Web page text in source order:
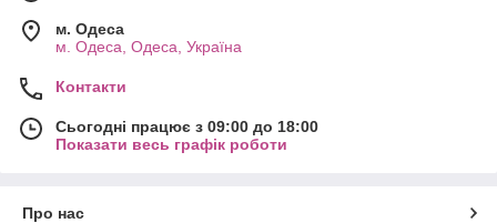
м. Одеса
м. Одеса, Одеса, Україна
Контакти
Сьогодні працює з 09:00 до 18:00
Показати весь графік роботи
Про нас